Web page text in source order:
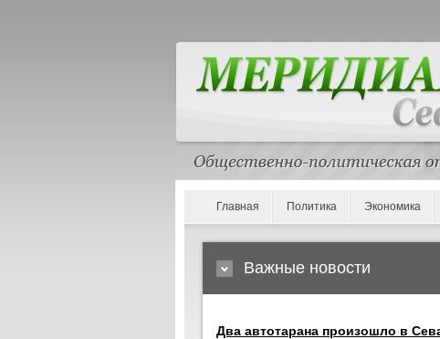
Главная Политика Экономика
Важные новости
Два автотарана произошло в